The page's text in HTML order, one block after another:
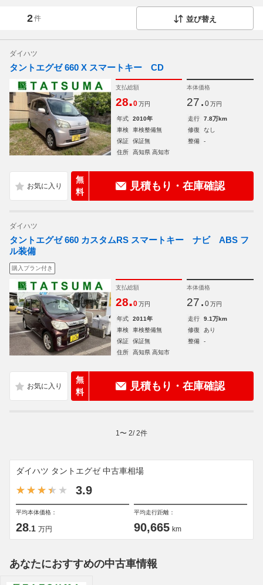
2件 並び替え
ダイハツ
タントエグゼ 660 X スマートキー CD
支払総額
28.0 万円
本体価格
27. 0 万円
年式 2010年 走行
7.8万km
車検
車検整備無 修復
なし
保証
保証無 整備
-
住所
高知県 高知市
無
料
見積もり・在庫確認
ダイハツ
タントエグゼ 660 カスタムRS スマートキー ナビ ABS フ
ル装備
購入プラン付き
支払総額
28.0 万円
本体価格
27. 0 万円
年式 2011年 走行
9.1万km
車検
車検整備無 修復
あり
保証
保証無 整備
-
住所
高知県 高知市
無
料
見積もり・在庫確認
1 〜 2/2件
ダイハツ タントエグゼ 中古車相場
3.9
平均本体価格：
28.1 万円
平均走行距離：
90,665 km
あなたにおすすめの中古車情報